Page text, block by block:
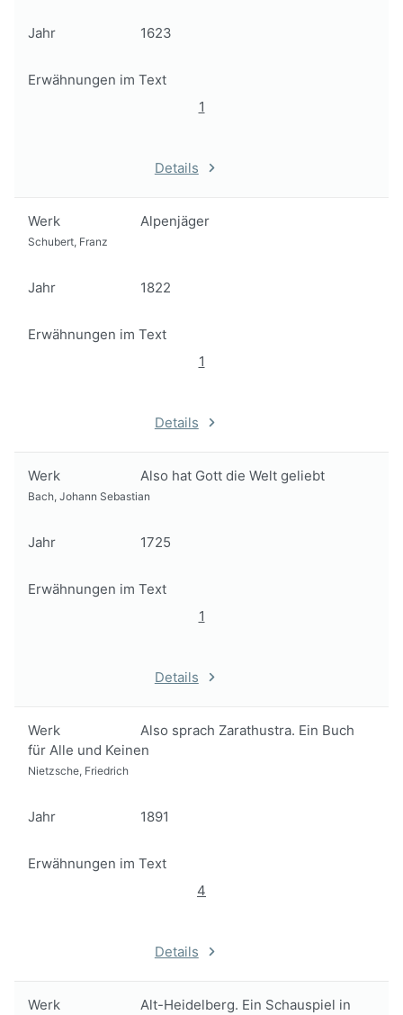
Jahr 1623
Erwähnungen im Text
1
Details
Werk Alpenjäger
Schubert, Franz
Jahr 1822
Erwähnungen im Text
1
Details
Werk Also hat Gott die Welt geliebt
Bach, Johann Sebastian
Jahr 1725
Erwähnungen im Text
1
Details
Werk
Also sprach Zarathustra. Ein Buch
für Alle und Keinen
Nietzsche, Friedrich
Jahr 1891
Erwähnungen im Text
4
Details
Werk
Alt-Heidelberg. Ein Schauspiel in